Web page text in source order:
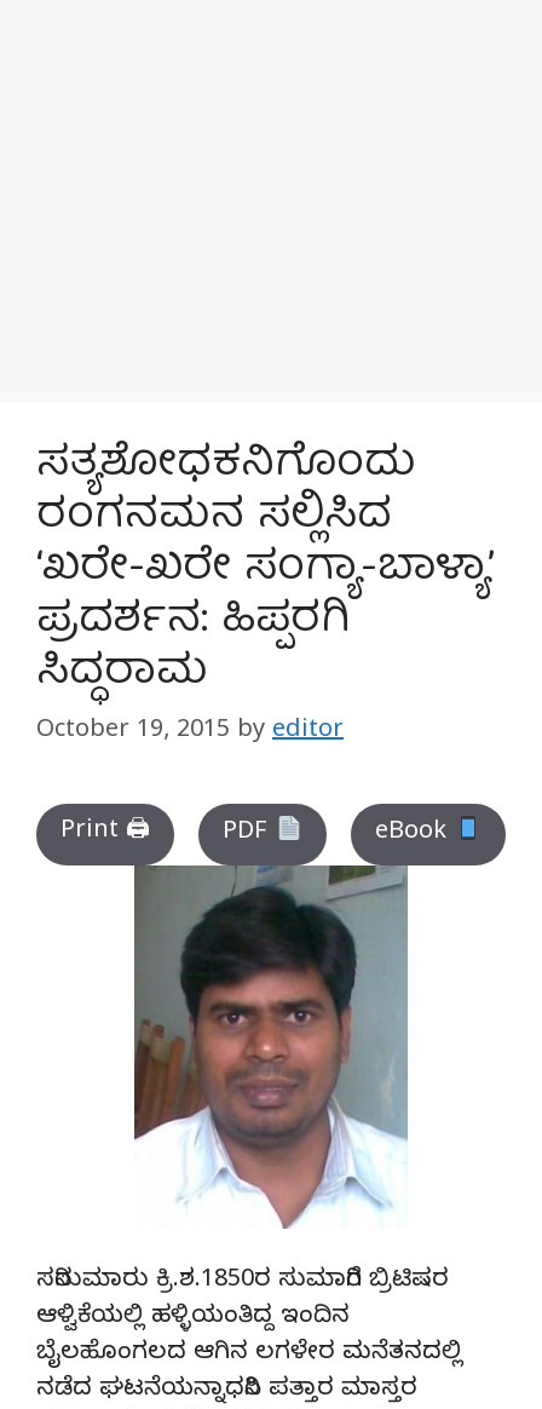
ಸತ್ಯಶೋಧಕನಿಗೊಂದು
ರಂಗನಮನ ಸಲ್ಲಿಸಿದ
‘ಖರೇ-ಖರೇ ಸಂಗ್ಯಾ-ಬಾಳ್ಯಾ’
ಪ್ರದರ್ಶನ: ಹಿಪ್ಪರಗಿ
ಸಿದ್ಧರಾಮ
October 19, 2015 by editor
Print 🖨 PDF eBook
ಸರಿಸುಮಾರು ಕ್ರಿ.ಶ.1850ರ ಸುಮಾರಿಗೆ ಬ್ರಿಟಿಷರ
ಆಳ್ವಿಕೆಯಲ್ಲಿ ಹಳ್ಳಿಯಂತಿದ್ದ ಇಂದಿನ
ಬೈಲಹೊಂಗಲದ ಆಗಿನ ಲಗಳೇರ ಮನೆತನದಲ್ಲಿ
ನಡೆದ ಘಟನೆಯನ್ನಾಧರಿಸಿ ಪತ್ತಾರ ಮಾಸ್ತರ